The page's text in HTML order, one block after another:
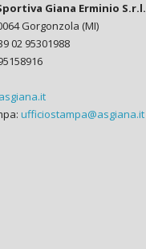
Giana Erminio S.r.l.
Gorgonzola (MI)
02 95301988
ufficiostampa@asgiana.it